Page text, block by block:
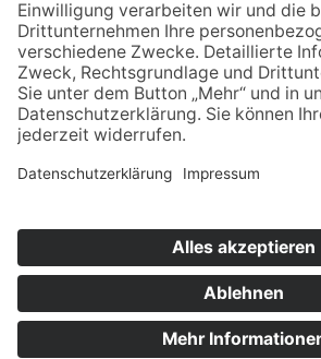
Informationen
Datenschutz
Impressum
Aktuelles
Newsblog
Bei LinkedIn folgen